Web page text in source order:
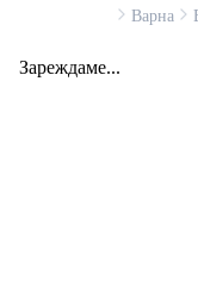
Варна
Зареждаме...